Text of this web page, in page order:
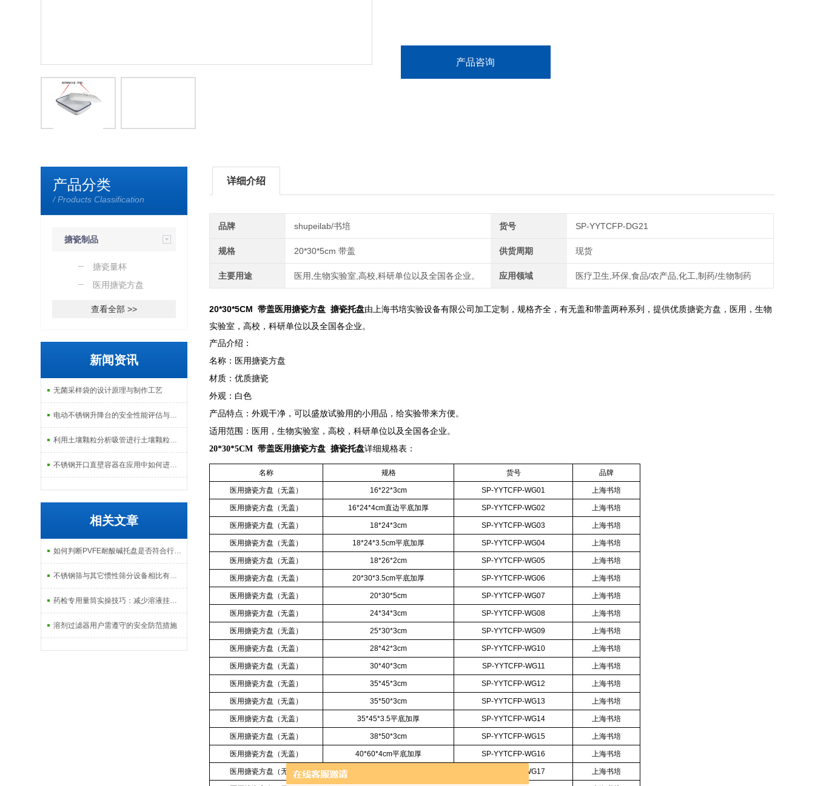
产品咨询
产品分类
/ Products Classification
搪瓷制品
搪瓷量杯
医用搪瓷方盘
查看全部 >>
新闻资讯
无菌采样袋的设计原理与制作工艺
电动不锈钢升降台的安全性能评估与控制
利用土壤颗粒分析吸管进行土壤颗粒定量分析的研究
不锈钢开口直壁容器在应用中如何进行维护和保养？
相关文章
如何判断PVFE耐酸碱托盘是否符合行业标准？
不锈钢筛与其它惯性筛分设备相比有以下优点
药检专用量筒实操技巧：减少溶液挂壁与读数误差的6个细节
溶剂过滤器用户需遵守的安全防范措施
详细介绍
品牌 shupeilab/书培 货号 SP-YYTCFP-DG21
规格 20*30*5cm 带盖 供货周期 现货
主要用途 医用,生物实验室,高校,科研单位以及全国各企业。 应用领域 医疗卫生,环保,食品/农产品,化工,制药/生物制药
20*30*5CM 带盖医用搪瓷方盘 搪瓷托盘由上海书培实验设备有限公司加工定制，规格齐全，有无盖和带盖两种系列，提供优质搪瓷方盘，医用，生物
实验室，高校，科研单位以及全国各企业。
产品介绍：
名称：医用搪瓷方盘
材质：优质搪瓷
外观：白色
产品特点：外观干净，可以盛放试验用的小用品，给实验带来方便。
适用范围：医用，生物实验室，高校，科研单位以及全国各企业。
20*30*5CM 带盖医用搪瓷方盘 搪瓷托盘详细规格表：
名称 规格 货号 品牌
医用搪瓷方盘（无盖） 16*22*3cm SP-YYTCFP-WG01 上海书培
医用搪瓷方盘（无盖） 16*24*4cm直边平底加厚 SP-YYTCFP-WG02 上海书培
医用搪瓷方盘（无盖） 18*24*3cm SP-YYTCFP-WG03 上海书培
医用搪瓷方盘（无盖） 18*24*3.5cm平底加厚 SP-YYTCFP-WG04 上海书培
医用搪瓷方盘（无盖） 18*26*2cm SP-YYTCFP-WG05 上海书培
医用搪瓷方盘（无盖） 20*30*3.5cm平底加厚 SP-YYTCFP-WG06 上海书培
医用搪瓷方盘（无盖） 20*30*5cm SP-YYTCFP-WG07 上海书培
医用搪瓷方盘（无盖） 24*34*3cm SP-YYTCFP-WG08 上海书培
医用搪瓷方盘（无盖） 25*30*3cm SP-YYTCFP-WG09 上海书培
医用搪瓷方盘（无盖） 28*42*3cm SP-YYTCFP-WG10 上海书培
医用搪瓷方盘（无盖） 30*40*3cm SP-YYTCFP-WG11 上海书培
医用搪瓷方盘（无盖） 35*45*3cm SP-YYTCFP-WG12 上海书培
医用搪瓷方盘（无盖） 35*50*3cm SP-YYTCFP-WG13 上海书培
医用搪瓷方盘（无盖） 35*45*3.5平底加厚 SP-YYTCFP-WG14 上海书培
医用搪瓷方盘（无盖） 38*50*3cm SP-YYTCFP-WG15 上海书培
医用搪瓷方盘（无盖） 40*60*4cm平底加厚 SP-YYTCFP-WG16 上海书培
医用搪瓷方盘（无盖） SP-YYTCFP-WG17 上海书培